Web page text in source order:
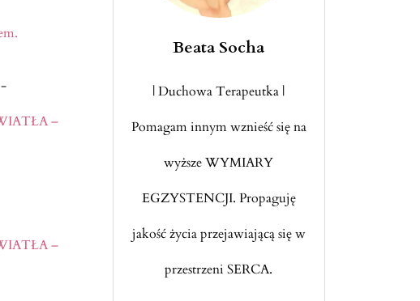
-
–
–
Beata Socha
| Duchowa Terapeutka |
Pomagam innym wznieść się na
wyższe WYMIARY
EGZYSTENCJI. Propaguję
jakość życia przejawiającą się w
przestrzeni SERCA.